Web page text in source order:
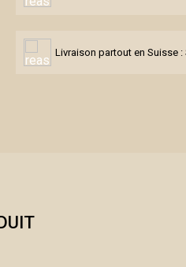
Livraison partout en Suisse